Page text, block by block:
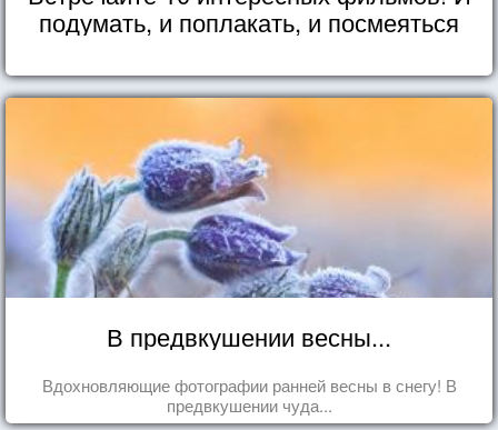
подумать, и поплакать, и посмеяться
В предвкушении весны...
Вдохновляющие фотографии ранней весны в снегу! В
предвкушении чуда...